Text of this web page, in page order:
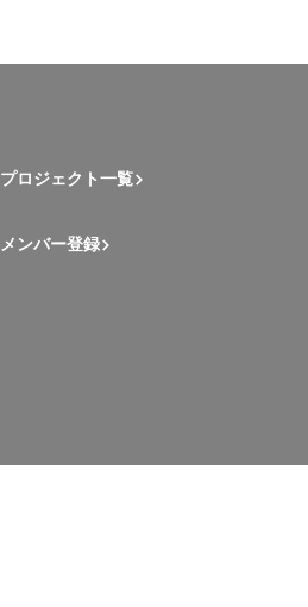
プロジェクト一覧
メンバー登録